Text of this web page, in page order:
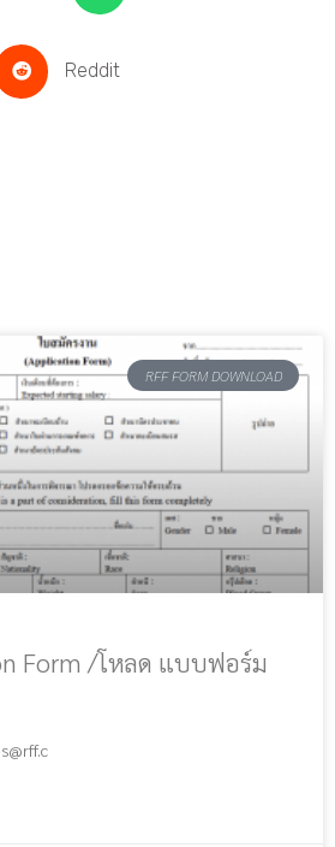
Reddit
RFF FORM DOWNLOAD
Form /โหลด แบบฟอร์ม